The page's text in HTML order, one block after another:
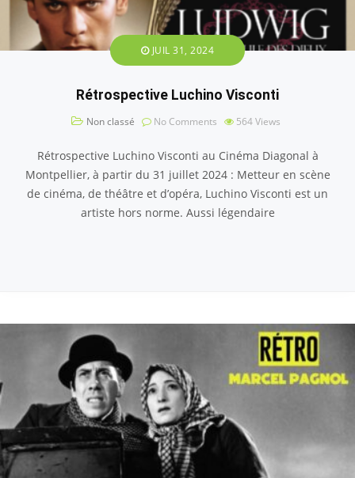
JUIL 31, 2024
Rétrospective Luchino Visconti
Non classé No Comments 564Views
Rétrospective Luchino Visconti au Cinéma Diagonal à
Montpellier, à partir du 31 juillet 2024 : Metteur en scène
de cinéma, de théâtre et d’opéra, Luchino Visconti est un
artiste hors norme. Aussi légendaire